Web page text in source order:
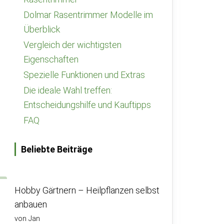
Dolmar Rasentrimmer Modelle im
Überblick
Vergleich der wichtigsten
Eigenschaften
Spezielle Funktionen und Extras
Die ideale Wahl treffen:
Entscheidungshilfe und Kauftipps
FAQ
Beliebte Beiträge
Hobby Gärtnern – Heilpflanzen selbst
anbauen
von Jan